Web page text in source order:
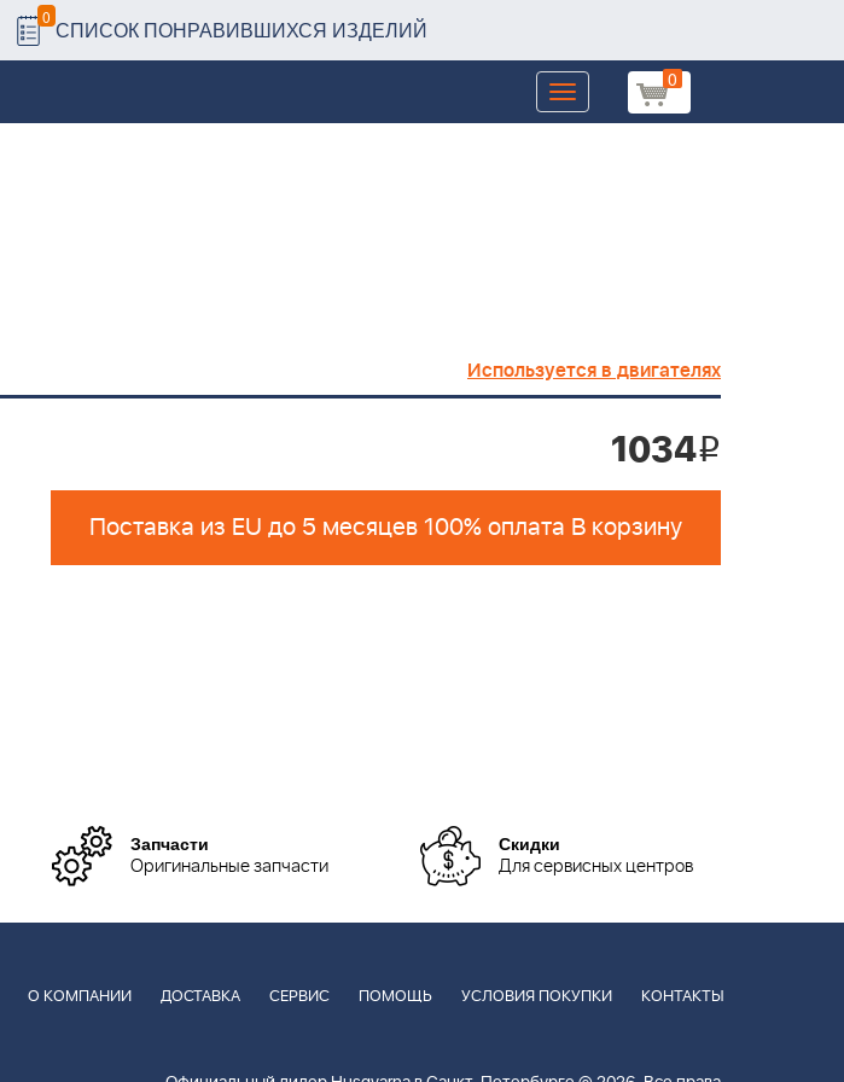
0 СПИСОК ПОНРАВИВШИХСЯ ИЗДЕЛИЙ
0
Toggle
navigation
Используется в двигателях
1034i
Поставка из EU до 5 месяцев 100% оплата В корзину
Запчасти
Оригинальные запчасти
Скидки
Для сервисных центров
О КОМПАНИИ ДОСТАВКА СЕРВИС ПОМОЩЬ УСЛОВИЯ ПОКУПКИ КОНТАКТЫ